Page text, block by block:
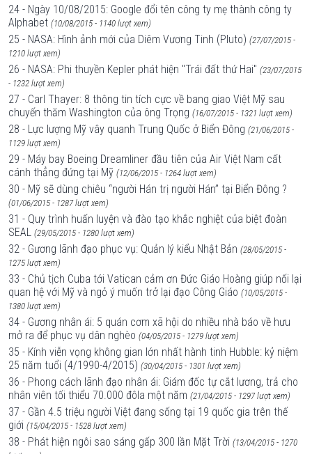
24 - Ngày 10/08/2015: Google đổi tên công ty mẹ thành công ty
Alphabet (10/08/2015 - 1140 lượt xem)
25 - NASA: Hình ảnh mới của Diêm Vương Tinh (Pluto) (27/07/2015 -
1210 lượt xem)
26 - NASA: Phi thuyền Kepler phát hiện "Trái đất thứ Hai" (23/07/2015
- 1232 lượt xem)
27 - Carl Thayer: 8 thông tin tích cực về bang giao Việt Mỹ sau
chuyến thăm Washington của ông Trọng (16/07/2015 - 1321 lượt xem)
28 - Lực lượng Mỹ vây quanh Trung Quốc ở Biển Đông (21/06/2015 -
1129 lượt xem)
29 - Máy bay Boeing Dreamliner đầu tiên của Air Việt Nam cất
cánh thẳng đứng tại Mỹ (12/06/2015 - 1264 lượt xem)
30 - Mỹ sẽ dùng chiêu “người Hán trị người Hán” tại Biển Đông ?
(01/06/2015 - 1287 lượt xem)
31 - Quy trình huấn luyện và đào tạo khắc nghiệt của biệt đoàn
SEAL (29/05/2015 - 1280 lượt xem)
32 - Gương lãnh đạo phục vụ: Quản lý kiểu Nhật Bản (28/05/2015 -
1275 lượt xem)
33 - Chủ tịch Cuba tới Vatican cảm ơn Đức Giáo Hoàng giúp nối lại
quan hệ với Mỹ và ngỏ ý muốn trở lại đạo Công Giáo (10/05/2015 -
1380 lượt xem)
34 - Gương nhân ái: 5 quán cơm xã hội do nhiều nhà báo về hưu
mở ra để phục vụ dân nghèo (04/05/2015 - 1279 lượt xem)
35 - Kính viễn vọng không gian lớn nhất hành tinh Hubble: kỷ niệm
25 năm tuổi (4/1990-4/2015) (30/04/2015 - 1301 lượt xem)
36 - Phong cách lãnh đạo nhân ái: Giám đốc tự cắt lương, trả cho
nhân viên tối thiểu 70.000 đôla một năm (21/04/2015 - 1297 lượt xem)
37 - Gần 4.5 triệu người Việt đang sống tại 19 quốc gia trên thế
giới (15/04/2015 - 1528 lượt xem)
38 - Phát hiện ngôi sao sáng gấp 300 lần Mặt Trời (13/04/2015 - 1270